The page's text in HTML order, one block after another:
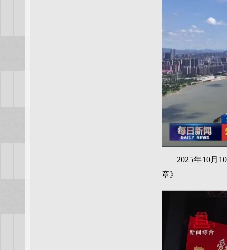
2025年10月
章》